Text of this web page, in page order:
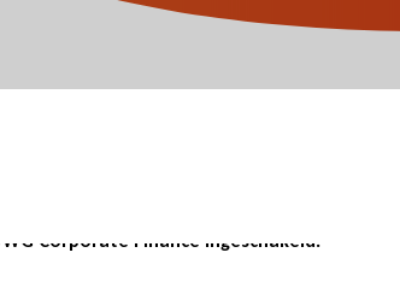
Potentiële kopers stonden regelmatig op de
Jansen en Anouk van der Gracht beseften
Corporate Finance ingeschakeld.